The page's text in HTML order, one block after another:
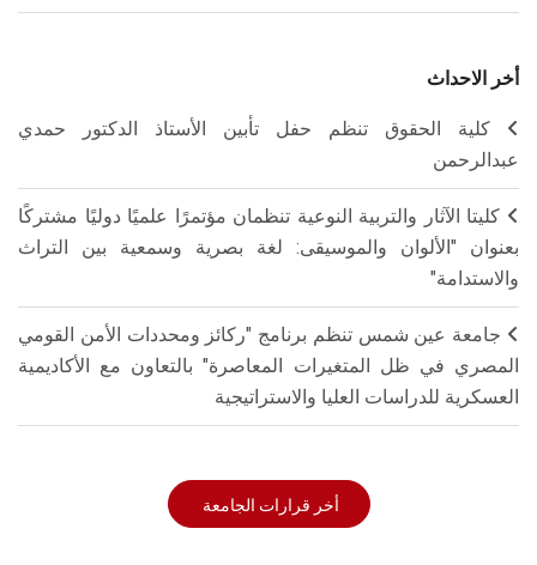
أخر الاحداث
كلية الحقوق تنظم حفل تأبين الأستاذ الدكتور حمدي
عبدالرحمن
كليتا الآثار والتربية النوعية تنظمان مؤتمرًا علميًا دوليًا مشتركًا
بعنوان "الألوان والموسيقى: لغة بصرية وسمعية بين التراث
والاستدامة"
جامعة عين شمس تنظم برنامج "ركائز ومحددات الأمن القومي
المصري في ظل المتغيرات المعاصرة" بالتعاون مع الأكاديمية
العسكرية للدراسات العليا والاستراتيجية
أخر قرارات الجامعة